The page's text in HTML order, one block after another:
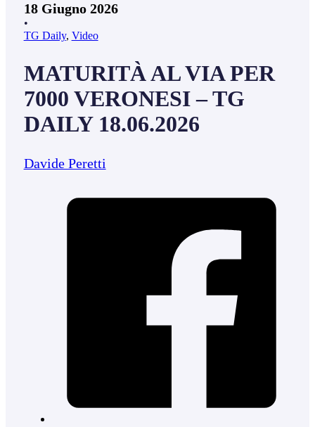
18 Giugno 2026
•
TG Daily, Video
MATURITÀ AL VIA PER
7000 VERONESI – TG
DAILY 18.06.2026
Davide Peretti